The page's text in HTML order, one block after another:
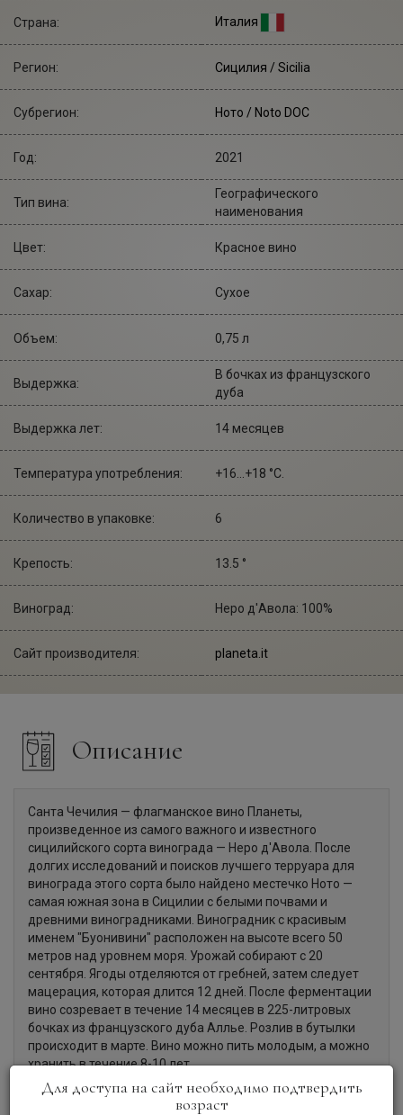
Страна: Италия
Регион: Сицилия / Sicilia
Субрегион: Ното / Noto DOC
Год: 2021
Тип вина:
Географического
наименования
Цвет: Красное вино
Сахар: Сухое
Объем: 0,75 л
Выдержка:
В бочках из французского
дуба
Выдержка лет: 14 месяцев
Температура употребления: +16...+18 °С.
Количество в упаковке: 6
Крепость: 13.5 °
Виноград: Неро д'Авола: 100%
Сайт производителя: planeta.it
Описание
Санта Чечилия — флагманское вино Планеты,
произведенное из самого важного и известного
сицилийского сорта винограда — Неро д'Авола. После
долгих исследований и поисков лучшего терруара для
винограда этого сорта было найдено местечко Ното —
самая южная зона в Сицилии с белыми почвами и
древними виноградниками. Виноградник с красивым
именем "Буонивини" расположен на высоте всего 50
метров над уровнем моря. Урожай собирают с 20
сентября. Ягоды отделяются от гребней, затем следует
мацерация, которая длится 12 дней. После ферментации
вино созревает в течение 14 месяцев в 225-литровых
бочках из французского дуба Аллье. Розлив в бутылки
происходит в марте. Вино можно пить молодым, а можно
хранить в течение 8-10 лет.
Для доступа на сайт необходимо подтвердить
возраст